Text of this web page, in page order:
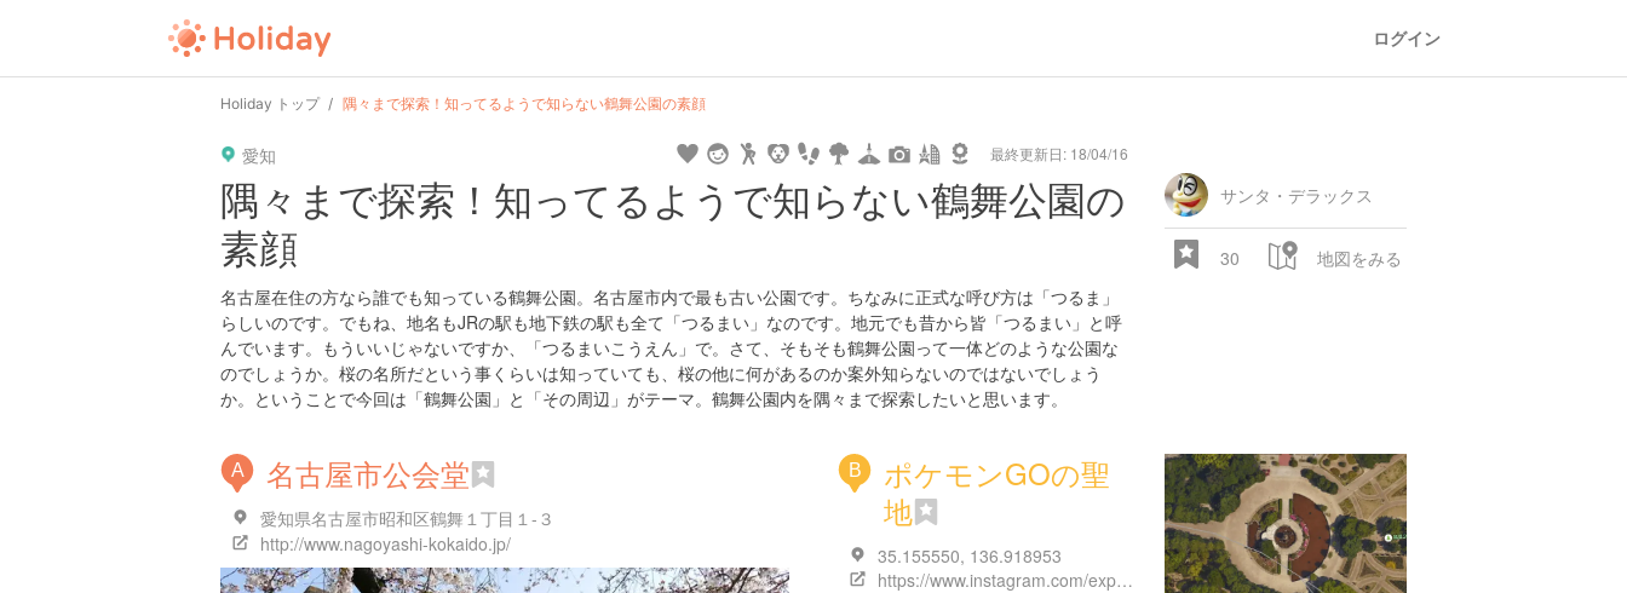
ログイン
Holiday トップ 隅々まで探索！知ってるようで知らない鶴舞公園の素顔
愛知 最終更新日: 18/04/16
隅々まで探索！知ってるようで知らない鶴舞公園の
素顔
名古屋在住の方なら誰でも知っている鶴舞公園。名古屋市内で最も古い公園です。ちなみに正式な呼び方は「つるま」
らしいのです。でもね、地名もJRの駅も地下鉄の駅も全て「つるまい」なのです。地元でも昔から皆「つるまい」と呼
んでいます。もういいじゃないですか、「つるまいこうえん」で。さて、そもそも鶴舞公園って一体どのような公園な
のでしょうか。桜の名所だという事くらいは知っていても、桜の他に何があるのか案外知らないのではないでしょう
か。ということで今回は「鶴舞公園」と「その周辺」がテーマ。鶴舞公園内を隅々まで探索したいと思います。
サンタ・デラックス
30 地図をみる
A 名古屋市公会堂
愛知県名古屋市昭和区鶴舞１丁目１-３
http://www.nagoyashi-kokaido.jp/
B
ポケモンGOの聖
地
35.155550, 136.918953
https://www.instagram.com/explore/locations/276502642709220